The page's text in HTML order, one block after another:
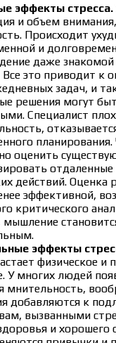
эффекты стресса.
и объем
Происходит
и
даже
Все это приводит к
задач, и
решения могут
Специалист
планирования.
оценить
отдаленные
действий. Оценка
эффективной,
критического
мышление
эффекты
физическое и
У многих людей
мнительность,
добавляются к
вызванными
и хорошего